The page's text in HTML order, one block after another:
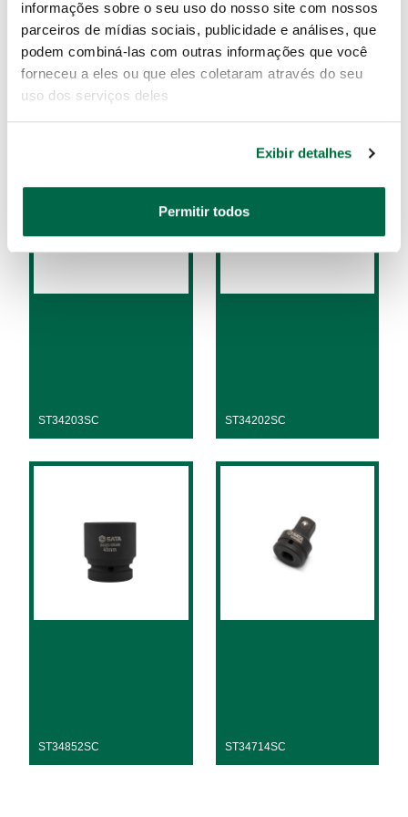
informações sobre o seu uso do nosso site com nossos
parceiros de mídias sociais, publicidade e análises, que
podem combiná-las com outras informações que você
forneceu a eles ou que eles coletaram através do seu
uso dos serviços deles
Exibir detalhes
Permitir todos
ST34207SC
ST34203SC ST34202SC
ST34852SC ST34714SC